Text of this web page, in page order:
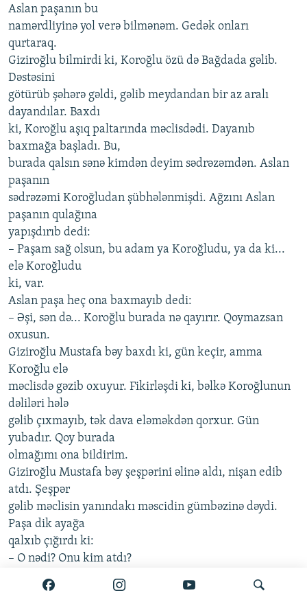
Aslan paşanın bu
namərdliyinə yol verə bilmənəm. Gedək onları
qurtaraq.
Giziroğlu bilmirdi ki, Koroğlu özü də Bağdada gəlib.
Dəstəsini
götürüb şəhərə gəldi, gəlib meydandan bir az aralı
dayandılar. Baxdı
ki, Koroğlu aşıq paltarında məclisdədi. Dayanıb
baxmağa başladı. Bu,
burada qalsın sənə kimdən deyim sədrəzəmdən. Aslan
paşanın
sədrəzəmi Koroğludan şübhələnmişdi. Ağzını Aslan
paşanın qulağına
yapışdırıb dedi:
– Paşam sağ olsun, bu adam ya Koroğludu, ya da ki...
elə Koroğludu
ki, var.
Aslan paşa heç ona baxmayıb dedi:
– Əşi, sən də... Koroğlu burada nə qayırır. Qoymazsan
oxusun.
Giziroğlu Mustafa bəy baxdı ki, gün keçir, amma
Koroğlu elə
məclisdə gəzib oxuyur. Fikirləşdi ki, bəlkə Koroğlunun
dəliləri hələ
gəlib çıxmayıb, tək dava eləməkdən qorxur. Gün
yubadır. Qoy burada
olmağımı ona bildirim.
Giziroğlu Mustafa bəy şeşpərini əlinə aldı, nişan edib
atdı. Şeşpər
gəlib məclisin yanındakı məscidin gümbəzinə dəydi.
Paşa dik ayağa
qalxıb çığırdı ki:
– O nədi? Onu kim atdı?
Koroğlu baxdı ki, sədrəzəm əkilmək istəyir. Tez sazı
döşünə basıb